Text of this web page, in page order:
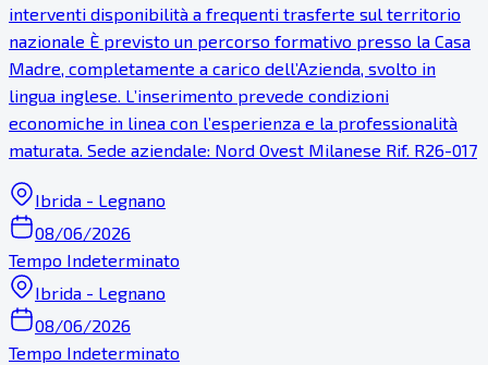
interventi disponibilità a frequenti trasferte sul territorio
nazionale È previsto un percorso formativo presso la Casa
Madre, completamente a carico dell’Azienda, svolto in
lingua inglese. L’inserimento prevede condizioni
economiche in linea con l’esperienza e la professionalità
maturata. Sede aziendale: Nord Ovest Milanese Rif. R26-017
Ibrida - Legnano
08/06/2026
Tempo Indeterminato
Ibrida - Legnano
08/06/2026
Tempo Indeterminato